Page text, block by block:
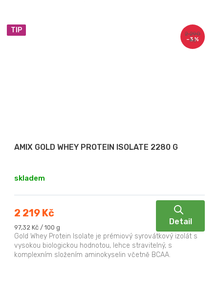
TIP
2 290
Kč
–3 %
AMIX GOLD WHEY PROTEIN ISOLATE 2280 G
skladem
2 219 Kč
Měrná
cena:
97,32 Kč / 100 g
Detail
Gold Whey Protein Isolate je prémiový syrovátkový izolát s
vysokou biologickou hodnotou, lehce stravitelný, s
komplexním složením aminokyselin včetně BCAA.